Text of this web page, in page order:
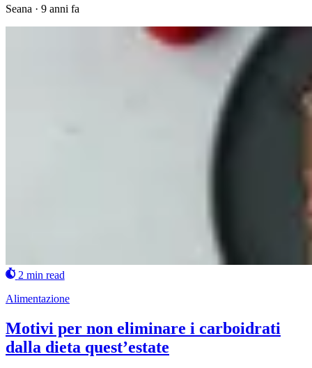
Seana · 9 anni fa
2 min read
Alimentazione
Motivi per non eliminare i carboidrati
dalla dieta quest’estate